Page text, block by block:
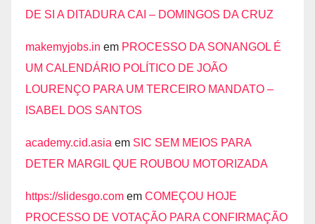
DE SI A DITADURA CAI – DOMINGOS DA CRUZ
makemyjobs.in em PROCESSO DA SONANGOL É
UM CALENDÁRIO POLÍTICO DE JOÃO
LOURENÇO PARA UM TERCEIRO MANDATO –
ISABEL DOS SANTOS
academy.cid.asia em SIC SEM MEIOS PARA
DETER MARGIL QUE ROUBOU MOTORIZADA
https://slidesgo.com em COMEÇOU HOJE
PROCESSO DE VOTAÇÃO PARA CONFIRMAÇÃO